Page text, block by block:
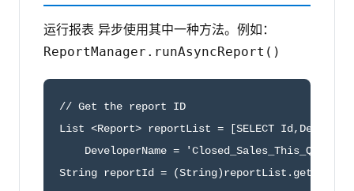
运行报表 异步使用其中一种方法。例如：
ReportManager.runAsyncReport()
// Get the report ID
List <Report> reportList = [SELECT
DeveloperName =
String reportId =